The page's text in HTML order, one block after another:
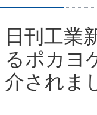
日刊工業
るポカヨ
介されま